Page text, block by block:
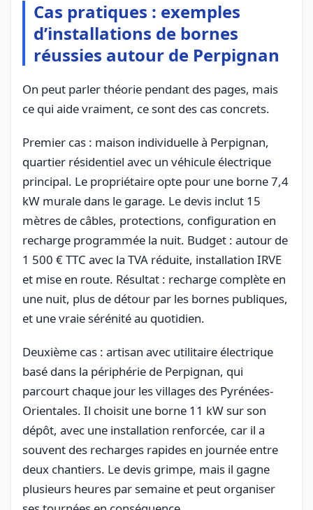
Cas pratiques : exemples
d’installations de bornes
réussies autour de Perpignan
On peut parler théorie pendant des pages, mais
ce qui aide vraiment, ce sont des cas concrets.
Premier cas : maison individuelle à Perpignan,
quartier résidentiel avec un véhicule électrique
principal. Le propriétaire opte pour une borne 7,4
kW murale dans le garage. Le devis inclut 15
mètres de câbles, protections, configuration en
recharge programmée la nuit. Budget : autour de
1 500 € TTC avec la TVA réduite, installation IRVE
et mise en route. Résultat : recharge complète en
une nuit, plus de détour par les bornes publiques,
et une vraie sérénité au quotidien.
Deuxième cas : artisan avec utilitaire électrique
basé dans la périphérie de Perpignan, qui
parcourt chaque jour les villages des Pyrénées-
Orientales. Il choisit une borne 11 kW sur son
dépôt, avec une installation renforcée, car il a
souvent des recharges rapides en journée entre
deux chantiers. Le devis grimpe, mais il gagne
plusieurs heures par semaine et peut organiser